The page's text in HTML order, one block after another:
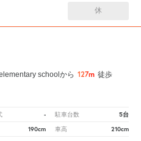
休
schoolから 127m 徒歩
- 駐車台数 5台
190cm 車高 210cm